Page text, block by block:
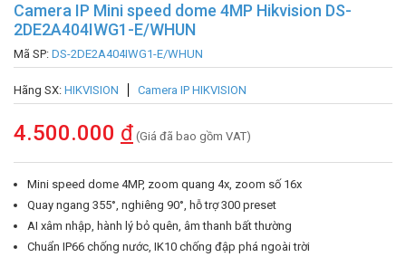
Camera IP Mini speed dome 4MP Hikvision DS-
2DE2A404IWG1-E/WHUN
Mã SP: DS-2DE2A404IWG1-E/WHUN
Hãng SX: HIKVISION Camera IP HIKVISION
4.500.000 đ (Giá đã bao gồm VAT)
Mini speed dome 4MP, zoom quang 4x, zoom số 16x
Quay ngang 355°, nghiêng 90°, hỗ trợ 300 preset
AI xâm nhập, hành lý bỏ quên, âm thanh bất thường
Chuẩn IP66 chống nước, IK10 chống đập phá ngoài trời